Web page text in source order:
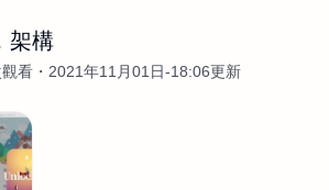
架構
看
2021年11月01日-18:06更新